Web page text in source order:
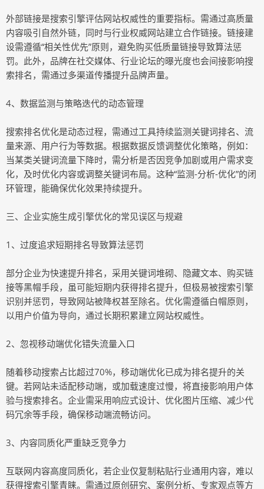
外部链接是搜索引擎评估网站权威性的重要指标。需通过高质量
内容吸引自然外链，同时与行业权威网站建立合作链接。链接建
设需遵循“相关性优先”原则，避免购买低质量链接导致算法惩
罚。此外，品牌在社交媒体、行业论坛的曝光度也会间接影响搜
索排名，需通过多渠道传播提升品牌声量。
4、数据监测与策略迭代的动态管理
搜索排名优化是动态过程，需通过工具持续监测关键词排名、流
量来源、用户行为等数据。根据数据反馈调整优化策略，例如：
当某类关键词流量下降时，需分析是否因竞争加剧或用户需求变
化，及时优化内容或调整关键词布局。这种“监测-分析-优化”的闭
环管理，能确保优化效果持续提升。
三、企业实施生成引擎优化的常见误区与规避
1、过度追求短期排名导致算法惩罚
部分企业为快速提升排名，采用关键词堆砌、隐藏文本、购买链
接等黑帽手段，虽可能短期内获得排名提升，但极易被搜索引擎
识别并惩罚，导致网站被降权甚至除名。优化需遵循白帽原则，
以用户价值为导向，通过长期积累建立网站权威性。
2、忽视移动端优化错失流量入口
随着移动搜索占比超过70%，移动端优化已成为排名提升的关
键。若网站未适配移动端，或加载速度过慢，将直接影响用户体
验与搜索排名。企业需采用响应式设计、优化图片压缩、减少代
码冗余等手段，确保移动端流畅访问。
3、内容同质化严重缺乏竞争力
互联网内容高度同质化，若企业仅复制粘贴行业通用内容，难以
获得搜索引擎青睐。需通过原创研究、案例分析、专家观点等方